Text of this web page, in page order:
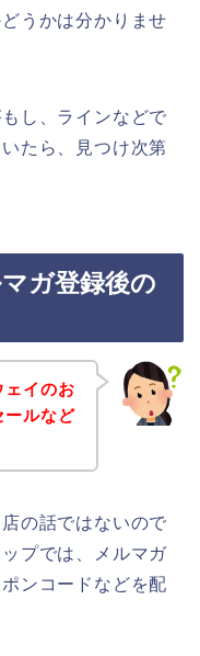
うかは分かりませ
し、ラインなどで
たら、見つけ次第
ガ登録後の
ェイのお
ールなど
の話ではないので
プでは、メルマガ
ンコードなどを配